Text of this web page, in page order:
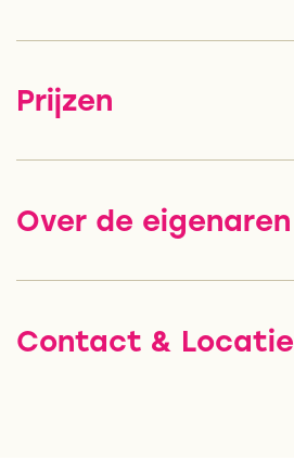
Prijzen
Over de eigenaren
Contact & Locatie